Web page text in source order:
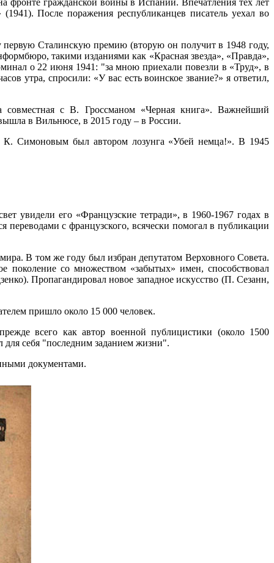
После поражения республиканцев писатель уехал во
Сталинскую премию (вторую он получит в 1948 году,
такими изданиями как «Красная звезда», «Правда»,
о 22 июня 1941: "за мною приехали повезли в «Труд», в
утра, спросили: «У вас есть воинское звание?» я ответил,
совместная с В. Гроссманом «Черная книга». Важнейший
в Вильнюсе, в 2015 году – в России.
К. Симоновым​ был автором лозунга «Убей немца!». В 1945
увидели его «Французские тетради», в 1960-1967 годах в
с французского, всячески помогал в публикации
В том же году был избран депутатом Верховного Совета.
со множеством «забытых» имен, способствовал
Пропагандировал новое западное искусство (П. Сезанн,
пришло около 15 000 человек.
всего как автор военной публицистики (около 1500
себя "последним заданием жизни".
документами.